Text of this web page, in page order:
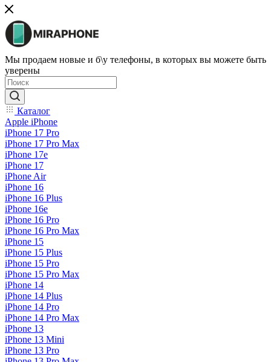
Мы продаем новые и б\у телефоны, в которых вы можете быть
уверены
Каталог
Apple iPhone
iPhone 17 Pro
iPhone 17 Pro Max
iPhone 17e
iPhone 17
iPhone Air
iPhone 16
iPhone 16 Plus
iPhone 16e
iPhone 16 Pro
iPhone 16 Pro Max
iPhone 15
iPhone 15 Plus
iPhone 15 Pro
iPhone 15 Pro Max
iPhone 14
iPhone 14 Plus
iPhone 14 Pro
iPhone 14 Pro Max
iPhone 13
iPhone 13 Mini
iPhone 13 Pro